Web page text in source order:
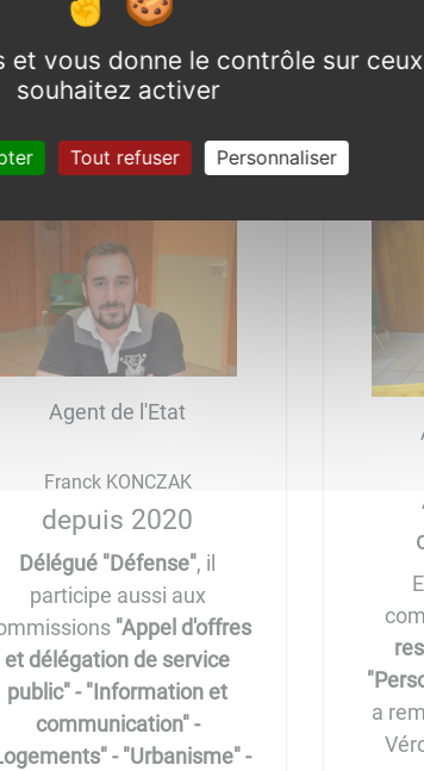
travaux et bâtiments
communaux".
Agent de l'Etat
Franck KONCZAK
depuis 2020
Délégué "Défense", il
participe aussi aux
"Appel d'offres
et délégation de service
public" - "Information et
communication" -
- "Urbanisme" -
a
et vous donne le contrôle sur
souhaitez activer
Tout refuser Personnaliser